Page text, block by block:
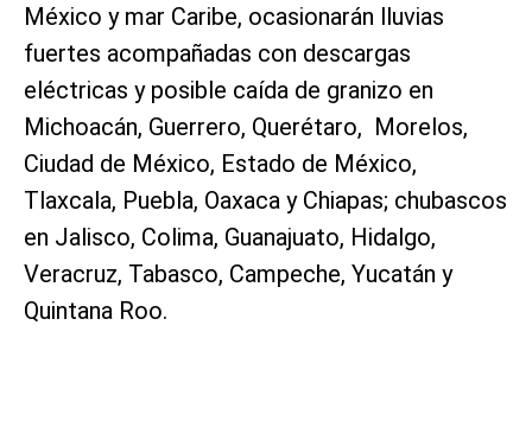
México y mar Caribe, ocasionarán lluvias
fuertes acompañadas con descargas
eléctricas y posible caída de granizo en
Michoacán, Guerrero, Querétaro, Morelos,
Ciudad de México, Estado de México,
Tlaxcala, Puebla, Oaxaca y Chiapas; chubascos
en Jalisco, Colima, Guanajuato, Hidalgo,
Veracruz, Tabasco, Campeche, Yucatán y
Quintana Roo.